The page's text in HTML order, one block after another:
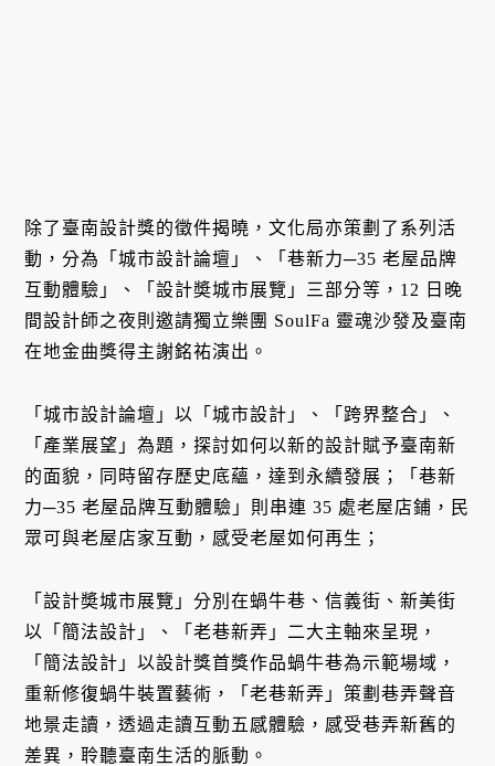
除了臺南設計獎的徵件揭曉，文化局亦策劃了系列活
動，分為「城市設計論壇」、「巷新力─35 老屋品牌
互動體驗」、「設計奬城市展覽」三部分等，12 日晚
間設計師之夜則邀請獨立樂團 SoulFa 靈魂沙發及臺南
在地金曲獎得主謝銘祐演出。
「城市設計論壇」以「城市設計」、「跨界整合」、
「產業展望」為題，探討如何以新的設計賦予臺南新
的面貌，同時留存歷史底蘊，達到永續發展；「巷新
力─35 老屋品牌互動體驗」則串連 35 處老屋店鋪，民
眾可與老屋店家互動，感受老屋如何再生；
「設計奬城市展覽」分別在蝸牛巷、信義街、新美街
以「簡法設計」、「老巷新弄」二大主軸來呈現，
「簡法設計」以設計獎首獎作品蝸牛巷為示範場域，
重新修復蝸牛裝置藝術，「老巷新弄」策劃巷弄聲音
地景走讀，透過走讀互動五感體驗，感受巷弄新舊的
差異，聆聽臺南生活的脈動。